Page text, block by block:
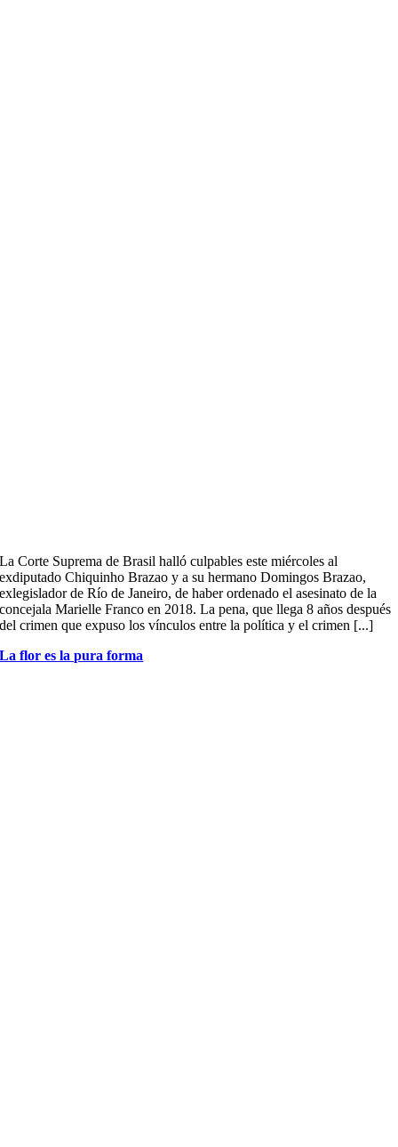
La Corte Suprema de Brasil halló culpables este miércoles al
exdiputado Chiquinho Brazao y a su hermano Domingos Brazao,
exlegislador de Río de Janeiro, de haber ordenado el asesinato de la
concejala Marielle Franco en 2018. La pena, que llega 8 años después
del crimen que expuso los vínculos entre la política y el crimen [...]
La flor es la pura forma